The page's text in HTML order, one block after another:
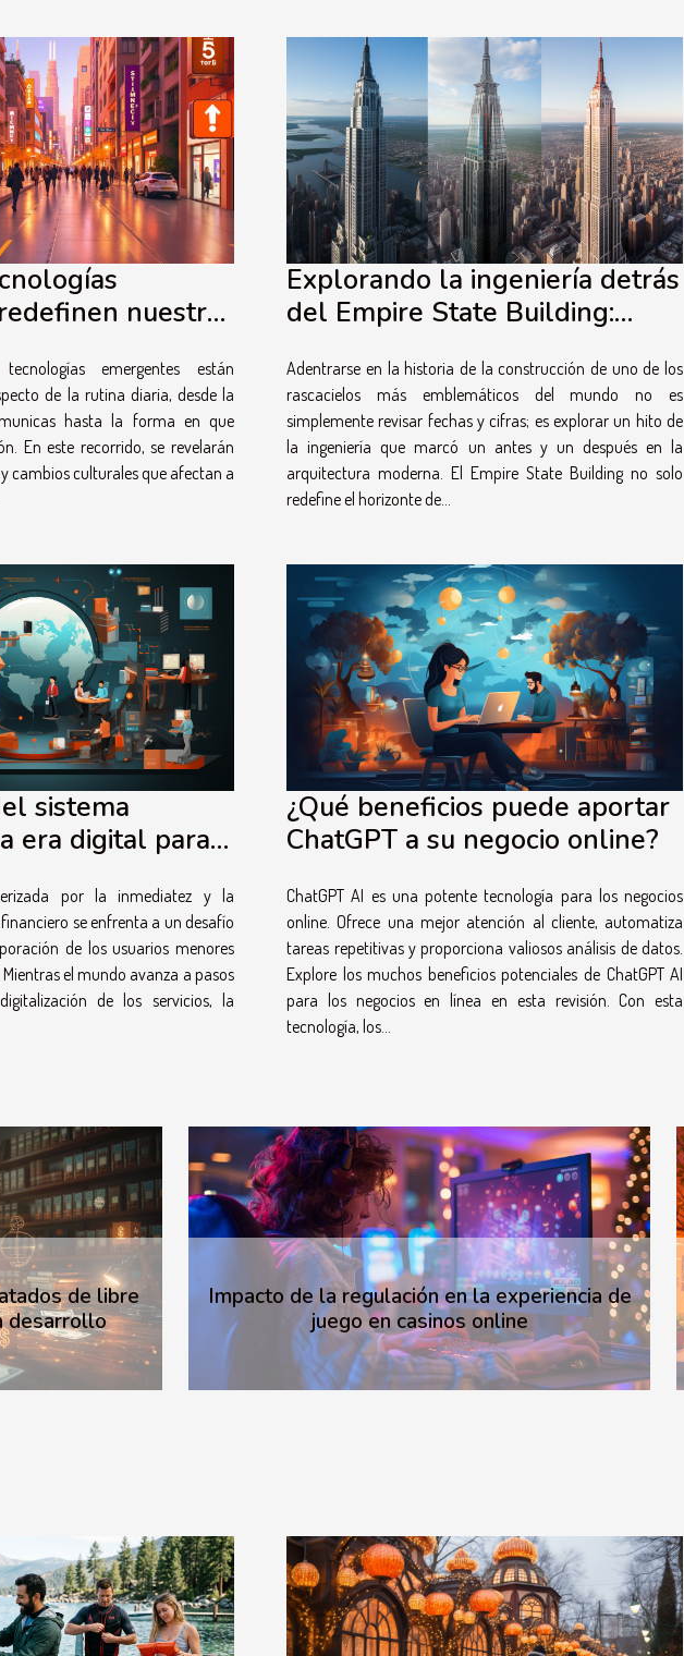
nuestra
emergentes están
de la rutina diaria, desde la
hasta la forma en que
En este recorrido, se revelarán
cambios culturales que afectan a
Explorando la ingeniería detrás
del Empire State Building:
Adentrarse en la historia de la construcción de uno de los
rascacielos más emblemáticos del mundo no es
simplemente revisar fechas y cifras; es explorar un hito de
la ingeniería que marcó un antes y un después en la
arquitectura moderna. El Empire State Building no solo
redefine el horizonte de...
sistema
era digital para
por la inmediatez y la
se enfrenta a un desafío
de los usuarios menores
el mundo avanza a pasos
de los servicios, la
¿Qué beneficios puede aportar
ChatGPT a su negocio online?
ChatGPT AI es una potente tecnología para los negocios
online. Ofrece una mejor atención al cliente, automatiza
tareas repetitivas y proporciona valiosos análisis de datos.
Explore los muchos beneficios potenciales de ChatGPT AI
para los negocios en línea en esta revisión. Con esta
tecnología, los...
de orgonita ? La historia y evolución del arte minimalista